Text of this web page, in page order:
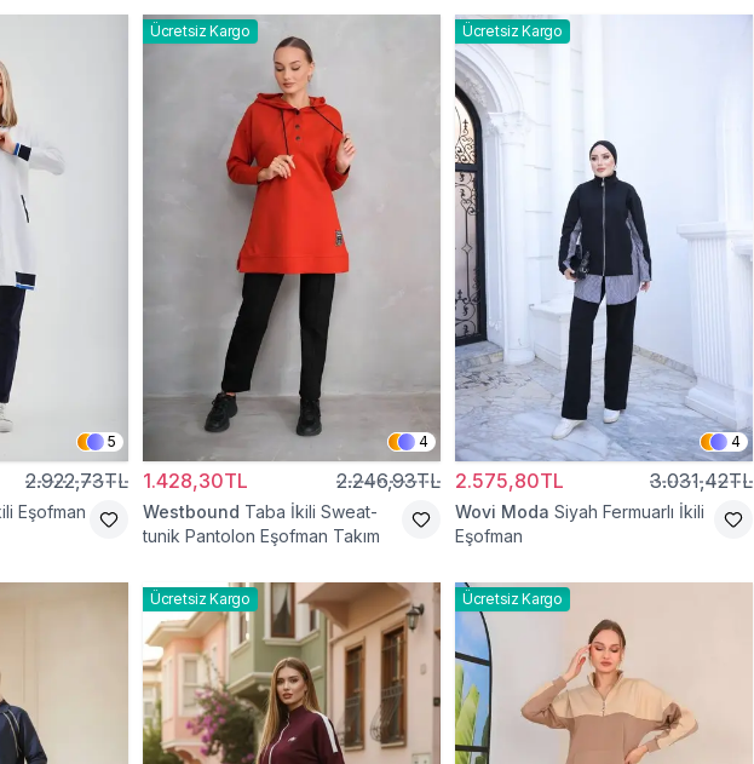
5
2.922,73TL
Eşofman
Ücretsiz Kargo
4
1.428,30TL 2.246,93TL
Westbound Taba İkili Sweat-
tunik Pantolon Eşofman Takım
Ücretsiz Kargo
4
2.575,80TL 3.031,42TL
Wovi Moda Siyah Fermuarlı İkili
Eşofman
Ücretsiz Kargo Ücretsiz Kargo